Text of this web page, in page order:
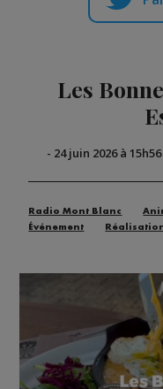
Les
- 24 juin 2026 à 15h56
Radio Mont Blanc
Événement